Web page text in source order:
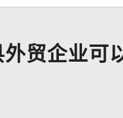
贸企业可